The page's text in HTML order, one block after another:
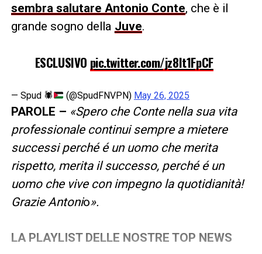
sembra salutare Antonio Conte, che è il
grande sogno della Juve.
ESCLUSIVO pic.twitter.com/jz8It1FpCF
— Spud 🕷 (@SpudFNVPN) May 26, 2025
PAROLE – «Spero che Conte nella sua vita
professionale continui sempre a mietere
successi perché é un uomo che merita
rispetto, merita il successo, perché é un
uomo che vive con impegno la quotidianità!
Grazie Antonio».
LA PLAYLIST DELLE NOSTRE TOP NEWS